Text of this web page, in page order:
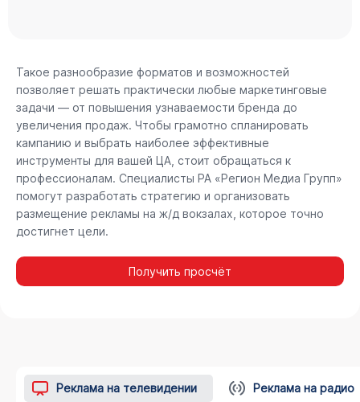
Такое разнообразие форматов и возможностей
позволяет решать практически любые маркетинговые
задачи — от повышения узнаваемости бренда до
увеличения продаж. Чтобы грамотно спланировать
кампанию и выбрать наиболее эффективные
инструменты для вашей ЦА, стоит обращаться к
профессионалам. Специалисты РА «Регион Медиа Групп»
помогут разработать стратегию и организовать
размещение рекламы на ж/д вокзалах, которое точно
достигнет цели.
Получить просчёт
Реклама на телевидении Реклама на радио